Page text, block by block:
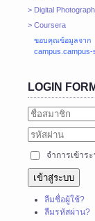
> Digital
> Coursera
ขอบคุณข้อมูลจาก
campus.campus-
LOGIN
จำการเข้าร
เข้าสู่ระบบ
ลืมชื่อผู้ใช้?
ลืมรหัสผ่าน?